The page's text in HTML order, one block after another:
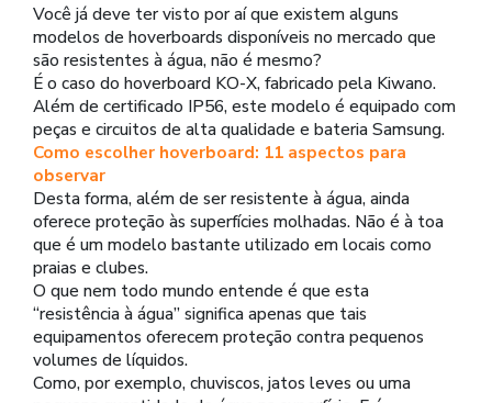
Você já deve ter visto por aí que existem alguns
modelos de hoverboards disponíveis no mercado que
são resistentes à água, não é mesmo?
É o caso do hoverboard KO-X, fabricado pela Kiwano.
Além de certificado IP56, este modelo é equipado com
peças e circuitos de alta qualidade e bateria Samsung.
Como escolher hoverboard: 11 aspectos para
observar
Desta forma, além de ser resistente à água, ainda
oferece proteção às superfícies molhadas. Não é à toa
que é um modelo bastante utilizado em locais como
praias e clubes.
O que nem todo mundo entende é que esta
“resistência à água” significa apenas que tais
equipamentos oferecem proteção contra pequenos
volumes de líquidos.
Como, por exemplo, chuviscos, jatos leves ou uma